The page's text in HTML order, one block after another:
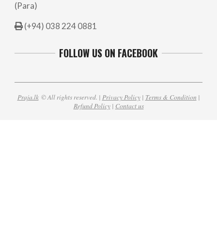
(Para)
(+94) 038 224 0881
FOLLOW US ON FACEBOOK
Praja.lk© All rights reserved. | Privacy Policy| Terms & Condition |
Refund Policy| Contact us